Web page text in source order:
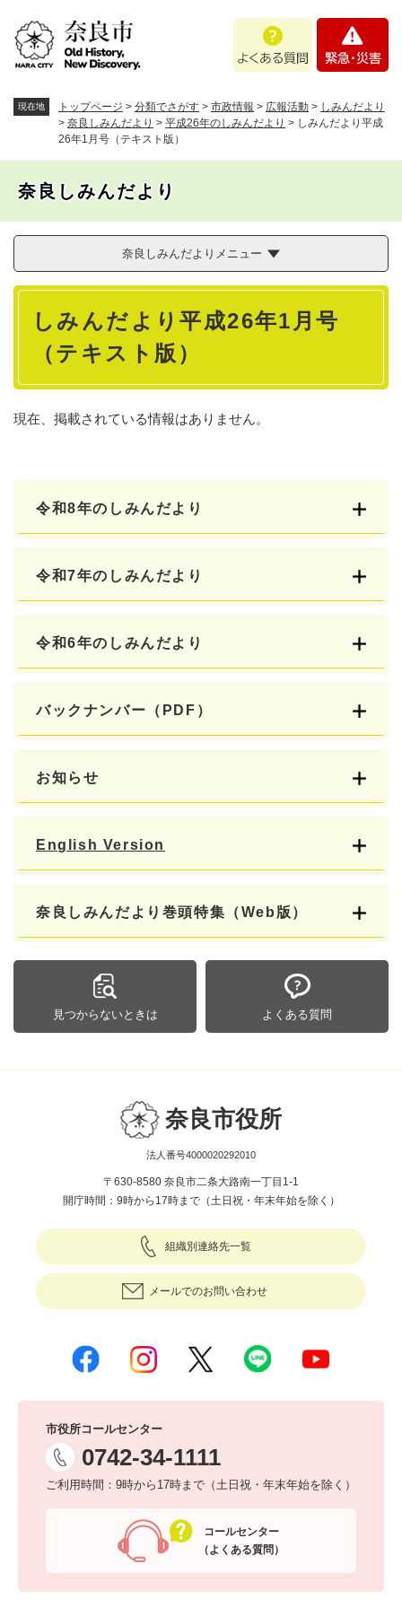
。
あ
問
・
現在地 トップページ > 分類でさがす > 市政情報 > 広報活動 > しみんだより
> 奈良しみんだより > 平成26年のしみんだより > しみんだより平成
26年1月号（テキスト版）
奈良しみんだより
奈良しみんだよりメニュー
本
しみんだより平成26年1月号
（テキスト版）
現在、掲載されている情報はありません。
令和8年のしみんだより
令和7年のしみんだより
令和6年のしみんだより
バックナンバー（PDF）
お知らせ
English Version
奈良しみんだより巻頭特集（Web版）
見つからないときは よくある質問
奈良市役所
法人番号4000020292010
〒630-8580 奈良市二条大路南一丁目1-1
開庁時間：9時から17時まで（土日祝・年末年始を除く）
組織別連絡先一覧
メールでのお問い合わせ
市役所コールセンター
0742-34-1111
ご利用時間：9時から17時まで（土日祝・年末年始を除く）
コールセンター
（よくある質問）